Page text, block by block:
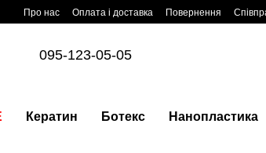
Перейти до основного контенту
Про нас Оплата і доставка Повернення
095-123-05-05
Кератин Ботекс Нанопластика